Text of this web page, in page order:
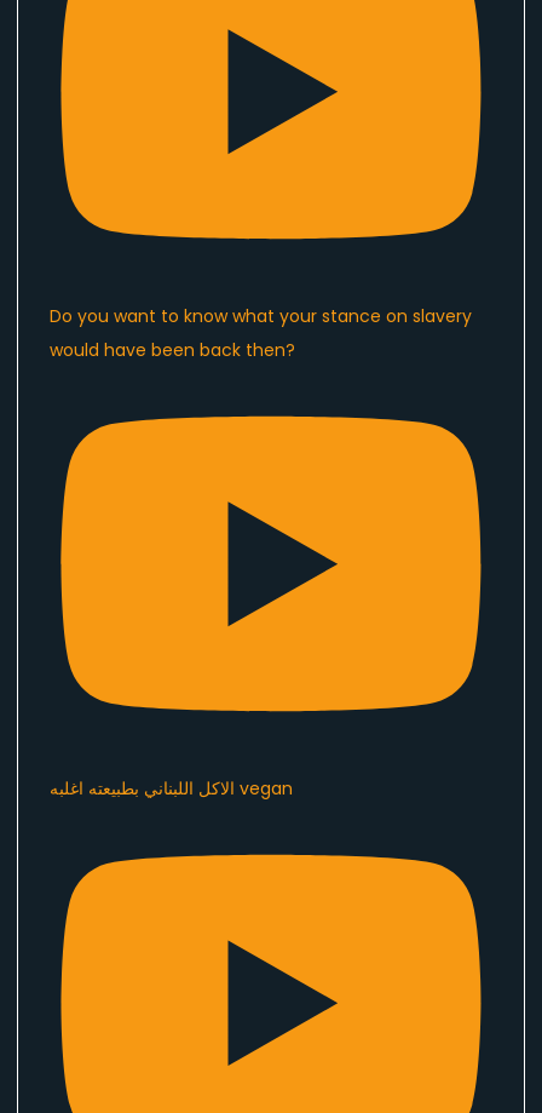
Do you want to know what your stance on slavery
would have been back then?
الاكل اللبناني بطبيعته اغلبه vegan